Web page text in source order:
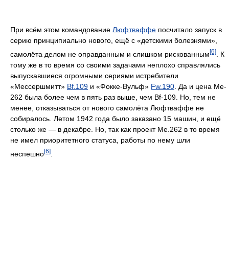
При всём этом командование Люфтваффе посчитало запуск в
серию принципиально нового, ещё с «детскими болезнями»,
самолёта делом не оправданным и слишком рискованным [6]
. К
тому же в то время со своими задачами неплохо справлялись
выпускавшиеся огромными сериями истребители
«Мессершмитт» Bf.109 и «Фокке-Вульф» Fw.190 . Да и цена Me-
262 была более чем в пять раз выше, чем Bf-109. Но, тем не
менее, отказываться от нового самолёта Люфтваффе не
собиралось. Летом 1942 года было заказано 15 машин, и ещё
столько же — в декабре. Но, так как проект Me.262 в то время
не имел приоритетного статуса, работы по нему шли
неспешно[6]